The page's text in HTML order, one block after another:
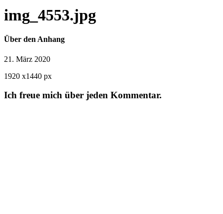
img_4553.jpg
Über den Anhang
21. März 2020
1920 x1440 px
Ich freue mich über jeden Kommentar.